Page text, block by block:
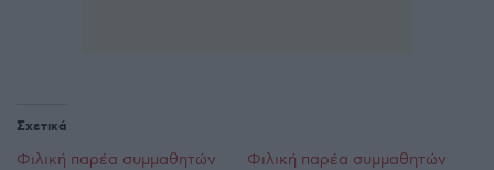
Σχετικά
Φιλική παρέα συμμαθητών
Φιλική παρέα συμμαθητών